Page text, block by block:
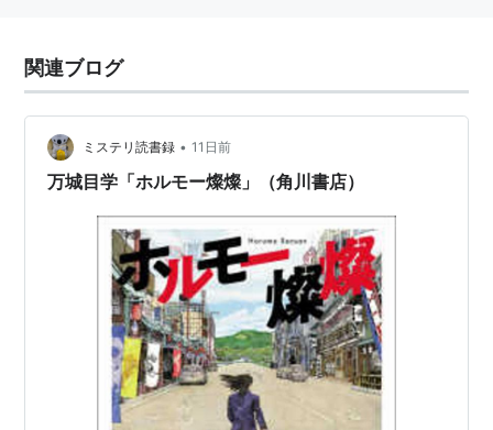
この商品を含むブログ (450件) を見る
鹿男あをによし
作者:万城目学
出版社/メーカー:
幻冬舎
発売日:2007/04
メディア:単行本
購入: 6人 クリック: 409回
この商品を含むブログ (493件) を見る
ホルモー六景
関連ブログ
ミステリ読書録 • 11日前
万城目学「ホルモー燦燦」（角川書店）